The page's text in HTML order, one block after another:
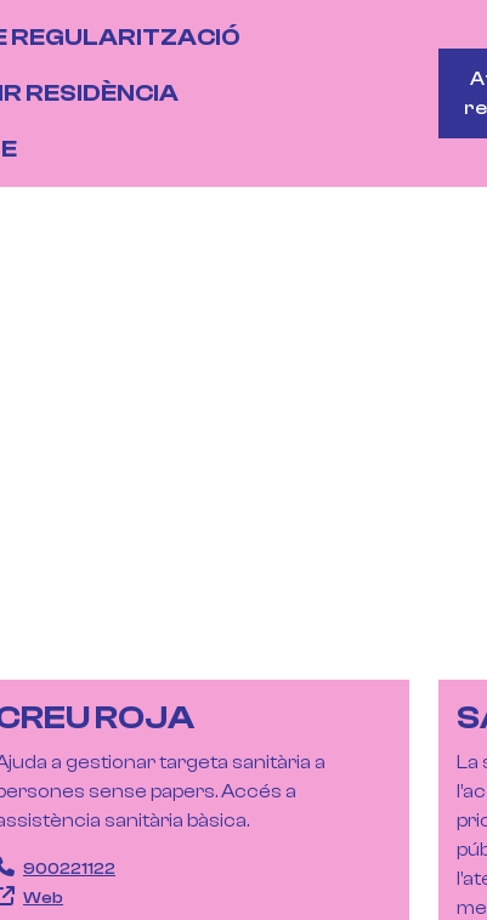
REGULARITZACIÓ
RESIDÈNCIA
ROJA
a gestionar targeta sanitària a
sense papers. Accés a
sanitària bàsica.
900221122
Web
La